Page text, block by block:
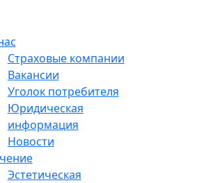
Страховые компании
Вакансии
Уголок потребителя
Юридическая
информация
Новости
Эстетическая